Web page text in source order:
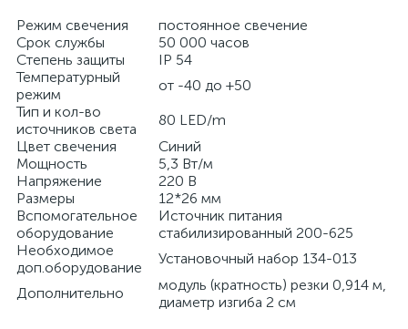
Режим свечения
постоянное свечение
Срок службы
50 000 часов
Степень защиты
IP 54
Температурный
режим
от -40 до +50
Тип и кол-во
источников света
80 LED/m
Цвет свечения
Синий
Мощность
5,3 Вт/м
Напряжение
220 В
Размеры
12*26 мм
Вспомогательное
оборудование
Источник питания
стабилизированный 200-625
Необходимое
доп.оборудование
Установочный набор 134-013
Дополнительно
модуль (кратность) резки 0,914 м,
диаметр изгиба 2 см